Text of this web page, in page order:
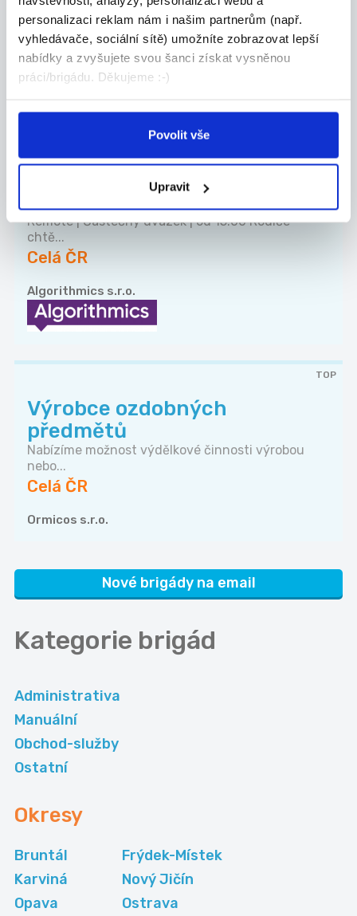
personalizaci reklam nám i našim partnerům (např.
vyhledávače, sociální sítě) umožníte zobrazovat lepší
nabídky a zvyšujete svou šanci získat vysněnou
práci/brigádu. Děkujeme :-)
Povolit vše
Upravit
Celá ČR
WELL PACK s.r.o.
Specialista prodeje
ukázkových lekcí v IT škole |
Tri...
Remote | Částečný úvazek | od 15:00 Rodiče
chtě...
Celá ČR
Algorithmics s.r.o.
TOP
Výrobce ozdobných
předmětů
Nabízíme možnost výdělkové činnosti výrobou
nebo...
Celá ČR
Ormicos s.r.o.
Nové brigády na email
Kategorie brigád
Administrativa
Manuální
Obchod-služby
Ostatní
Okresy
Bruntál
Frýdek-Místek
Karviná
Nový Jičín
Opava
Ostrava